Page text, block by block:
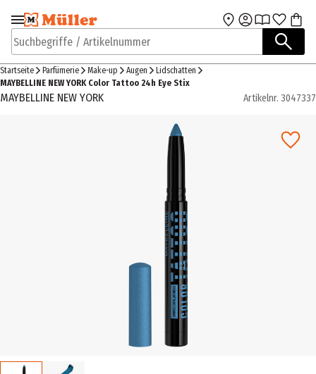
Zur Navigation
springen
Zum Hauptinhalt
Suchbegriffe / Artikelnummer
Startseite Parfümerie Make-up Augen
Lidschatten
MAYBELLINE NEW YORK Color Tattoo 24h Eye Stix
MAYBELLINE NEW YORK Artikelnr. 3047337